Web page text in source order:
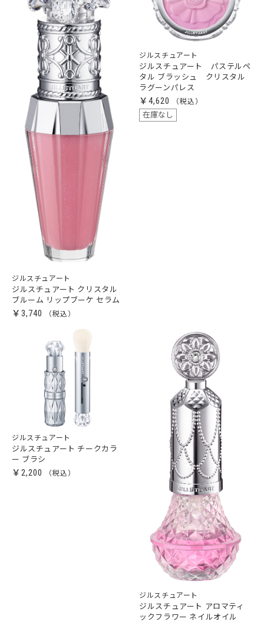
ジルスチュアート
ジルスチュアート クリスタル
ブルーム リップブーケ セラム
￥3,740
ジルスチュアート
ジルスチュアート パステルペ
タル ブラッシュ クリスタル
ラグーンパレス
￥4,620
在庫なし
ジルスチュアート
ジルスチュアート チークカラ
ー ブラシ
￥2,200
ジルスチュアート
ジルスチュアート アロマティ
ックフラワー ネイルオイル